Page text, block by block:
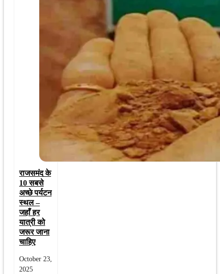
राजसमंद के
10 सबसे
अच्छे पर्यटन
स्थल –
जहाँ हर
यात्री को
जरूर जाना
चाहिए
October 23,
2025